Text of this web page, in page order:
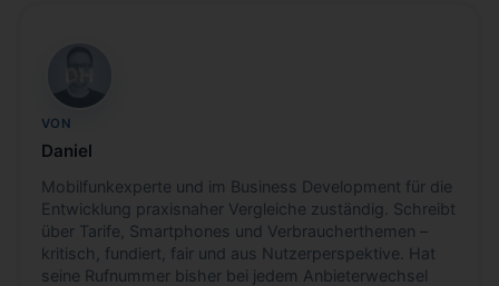
DH
VON
Daniel
Mobilfunkexperte und im Business Development für die
Entwicklung praxisnaher Vergleiche zuständig. Schreibt
über Tarife, Smartphones und Verbraucherthemen –
kritisch, fundiert, fair und aus Nutzerperspektive. Hat
seine Rufnummer bisher bei jedem Anbieterwechsel